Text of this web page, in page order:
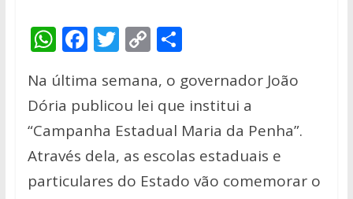
W
at
s
A
p
p
F
e
b
o
o
k
T
itt
er
C
p
y
Li
n
k
S
ar
e
Na última semana, o governador João
Dória publicou lei que institui a
“Campanha Estadual Maria da Penha”.
Através dela, as escolas estaduais e
particulares do Estado vão comemorar o